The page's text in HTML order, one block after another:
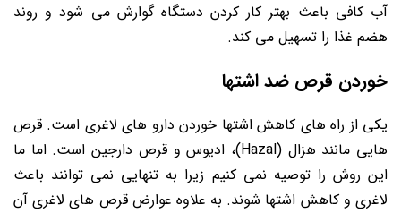
آب کافی باعث بهتر کار کردن دستگاه گوارش می شود و روند
هضم غذا را تسهیل می کند.
خوردن قرص ضد اشتها
یکی از راه های کاهش اشتها خوردن دارو های لاغری است. قرص
هایی مانند هزال (Hazal)، ادیوس و قرص دارجین است. اما ما
این روش را توصیه نمی کنیم زیرا به تنهایی نمی توانند باعث
لاغری و کاهش اشتها شوند. به علاوه عوارض قرص های لاغری آن